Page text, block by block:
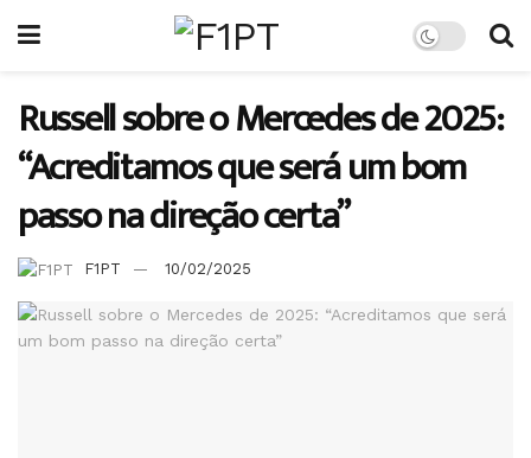
Russell sobre o Mercedes de 2025:
“Acreditamos que será um bom
passo na direção certa”
F1PT 10/02/2025